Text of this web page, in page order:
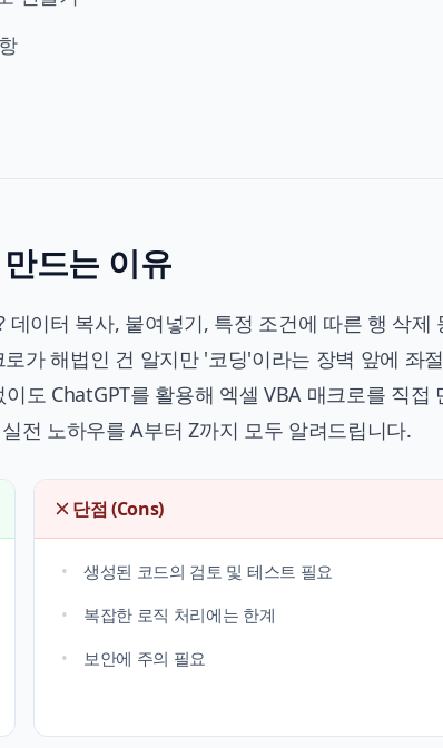
드는 이유
이터 복사, 붙여넣기, 특정 조건에 따른 행 삭제
가 해법인 건 알지만 '코딩'이라는 장벽 앞에 좌
도 ChatGPT를 활용해 엑셀 VBA 매크로를 직접
전 노하우를 A부터 Z까지 모두 알려드립니다.
단점 (Cons)
생성된 코드의 검토 및 테스트 필요
복잡한 로직 처리에는 한계
보안에 주의 필요